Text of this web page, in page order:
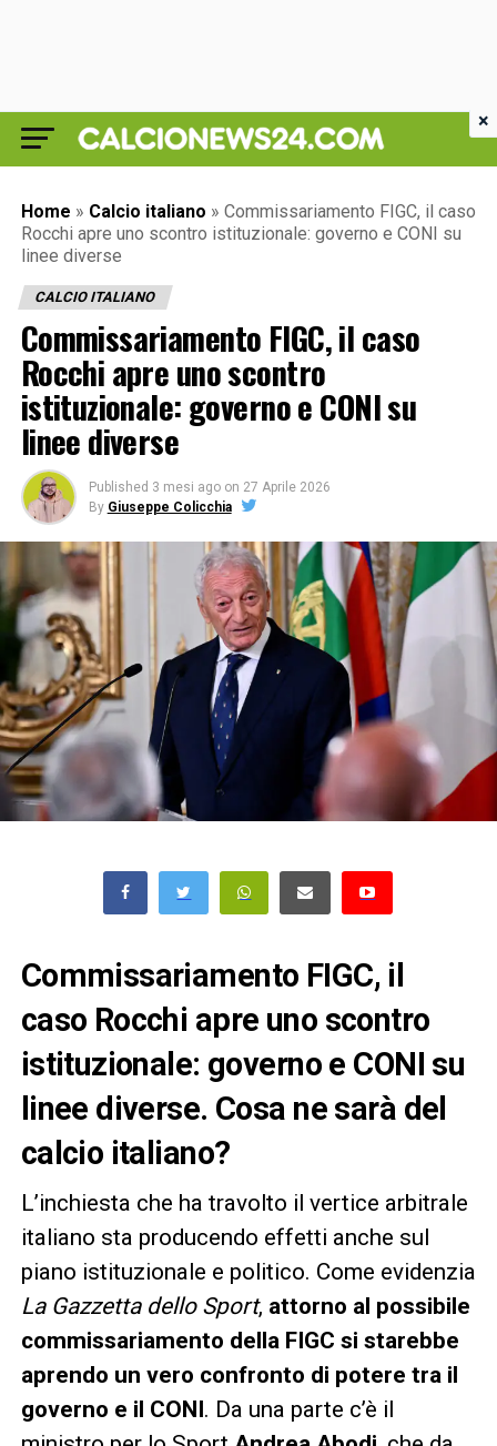
Home » Calcio italiano » Commissariamento FIGC, il caso
Rocchi apre uno scontro istituzionale: governo e CONI su
linee diverse
CALCIO ITALIANO
Commissariamento FIGC, il caso
Rocchi apre uno scontro
istituzionale: governo e CONI su
linee diverse
Published 3 mesi ago on 27 Aprile 2026
By Giuseppe Colicchia
Commissariamento FIGC, il
caso Rocchi apre uno scontro
istituzionale: governo e CONI su
linee diverse. Cosa ne sarà del
calcio italiano?
L’inchiesta che ha travolto il vertice arbitrale
italiano sta producendo effetti anche sul
piano istituzionale e politico. Come evidenzia
La Gazzetta dello Sport, attorno al possibile
commissariamento della FIGC si starebbe
aprendo un vero confronto di potere tra il
governo e il CONI. Da una parte c’è il
×